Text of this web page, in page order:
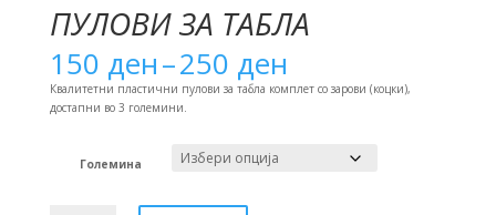
ПУЛОВИ ЗА ТАБЛА
150 ден–250 денrange:
150 ден
Квалитетни пластични пулови за табла комплет со зарови (коцки),
достапни во 3 големини.
Големина